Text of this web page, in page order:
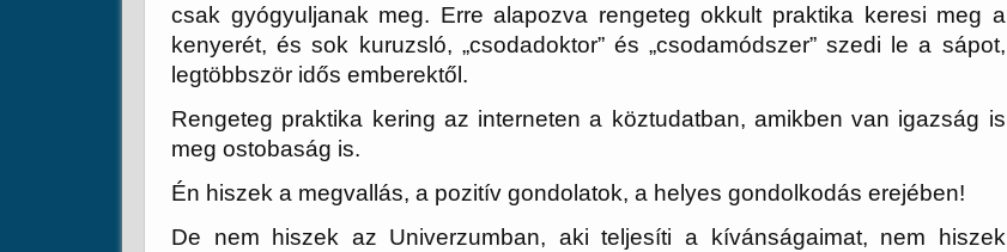
csak gyógyuljanak meg. Erre alapozva rengeteg okkult praktika keresi meg a
kenyerét, és sok kuruzsló, „csodadoktor” és „csodamódszer” szedi le a sápot,
legtöbbször idős emberektől.
Rengeteg praktika kering az interneten a köztudatban, amikben van igazság is
meg ostobaság is.
Én hiszek a megvallás, a pozitív gondolatok, a helyes gondolkodás erejében!
De nem hiszek az Univerzumban, aki teljesíti a kívánságaimat, nem hiszek